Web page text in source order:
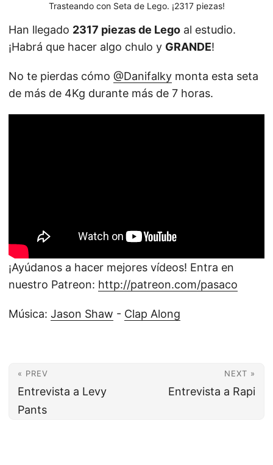
Trasteando con Seta de Lego. ¡2317 piezas!
Han llegado 2317 piezas de Lego al estudio.
¡Habrá que hacer algo chulo y GRANDE!
No te pierdas cómo @Danifalky monta esta seta
de más de 4Kg durante más de 7 horas.
¡Ayúdanos a hacer mejores vídeos! Entra en
nuestro Patreon: http://patreon.com/pasaco
Música: Jason Shaw - Clap Along
« PREV
Entrevista a Levy
Pants
NEXT »
Entrevista a Rapi